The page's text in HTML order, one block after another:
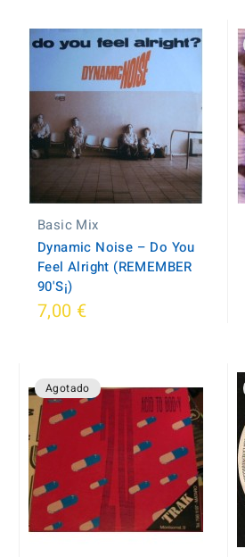
Basic Mix
Dynamic Noise – Do You
Feel Alright (REMEMBER
90'S¡)
7,00 €
Agotado